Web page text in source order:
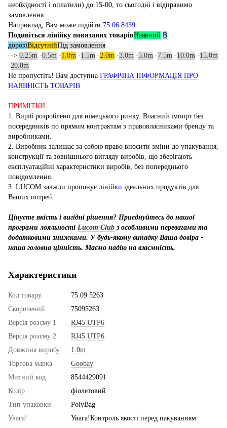
необхідності і оплатили) до 15-00, то сьогодні і відправимо
замовлення.
Наприклад, Вам може підійти 75.06.8439
Подивіться лінійку повязаних товарівНаявний В
дорозіВідсутнійПід замовлення
--> 0.25m -0.5m -1.0m -1.5m -2.0m -3.0m -5.0m -7.5m -10.0m -15.0m
-20.0m
Не пропустіть! Вам доступна ГРАФІЧНА ІНФОРМАЦІЯ ПРО
НАЯВНІСТЬ ТОВАРІВ
ПРИМІТКИ
1. Виріб розроблено для німецького ринку. Власний імпорт без
посередників по прямим контрактам з правовласниками бренду та
виробниками.
2. Виробник залишає за собою право вносити зміни до упакування,
конструкції та зовнішнього вигляду виробів, що зберігають
експлуатаційні характеристики виробів, без попереднього
повідомлення.
3. LUCOM завжди пропонує лінійки ідеальних продуктів для
Ваших потреб.
Цінуєте якість і вигідні рішення? Приєднуйтесь до нашої
програми лояльності Lucom Club з особливими перевагами та
додатковими знижками. У будь-якому випадку Ваша довіра -
наша головна цінність. Маємо надію на взаємність.
Характеристики
Код товару
75.09.5263
Скорочений
75095263
Версія розєму 1
RJ45 UTP6
Версія розєму 2
RJ45 UTP6
Довжина виробу
1.0m
Торгова марка
Goobay
Митний код
8544429091
Колір
фіолетовий
Тип упаковки
PolyBag
Увага!
Увага!Контроль якості перед пакуванням